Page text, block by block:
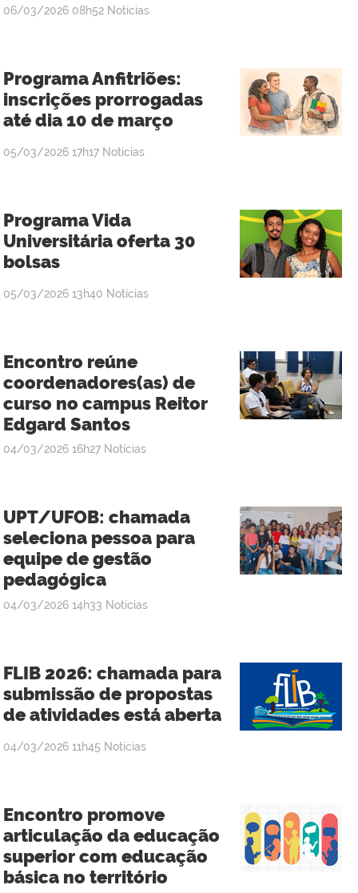
publicado
06/03/2026 08h52 Notícias
Programa Anfitriões:
inscrições prorrogadas
até dia 10 de março
publicado
05/03/2026 17h17 Notícias
Programa Vida
Universitária oferta 30
bolsas
publicado
05/03/2026 13h40 Notícias
Encontro reúne
coordenadores(as) de
curso no campus Reitor
Edgard Santos
publicado
04/03/2026 16h27 Notícias
UPT/UFOB: chamada
seleciona pessoa para
equipe de gestão
pedagógica
publicado
04/03/2026 14h33 Notícias
FLIB 2026: chamada para
submissão de propostas
de atividades está aberta
publicado
04/03/2026 11h45 Notícias
Encontro promove
articulação da educação
superior com educação
básica no território